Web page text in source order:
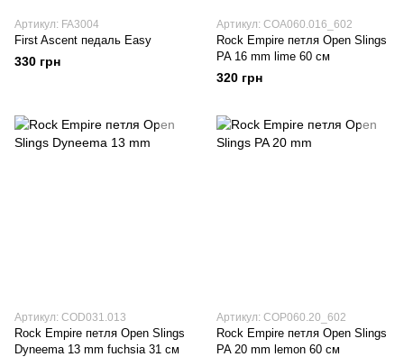
Артикул: FA3004
First Ascent педаль Easy
330 грн
Артикул: COA060.016_602
Rock Empire петля Open Slings
PA 16 mm lime 60 см
320 грн
Артикул: COD031.013
Rock Empire петля Open Slings
Dyneema 13 mm fuchsia 31 см
Артикул: COP060.20_602
Rock Empire петля Open Slings
PA 20 mm lemon 60 см